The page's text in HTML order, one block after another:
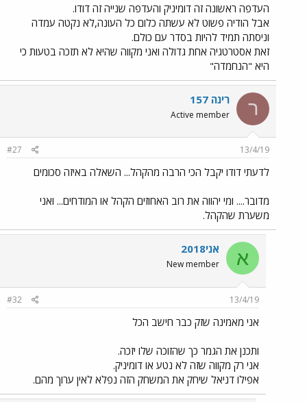
העדפה ראשונה זה דומיניק והעדפה שנייה זה דודו.
אבל הודיה פשוט לא עשתה כלום כל העונה,לא נקטה עמדה
וניסתה תמיד להיות בסדר עם כולם.
זאת אסטרטגיה אחת גדולה ואני מקווה שהיא לא תזכה בטעות כי
היא "הנחמדה"
ר רינה 157
Active member
13/4/19
#27
לדעתי דודו יקבל הכי הרבה מהקהל... השאלה באיזה סכומים
מדובר.... ומי יהווה את רוב האחוזים הקהל או המודחים... ואני
משערת שהקהל.
א אני2018
New member
13/4/19
#32
אני מאמינה שזק כבר חישב הכל
ותכנן את הגמר כך שהזוכה שלו יזכה.
אני רק מקווה שזה לא נטע או דומיניק.
אפילו דניאל שיחק את המשחק הזה נפלא לאין ערוך מהם.